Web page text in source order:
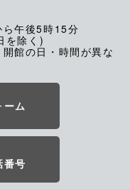
午後5時15分
を除く)
館の日・時間が異な
ーム
番号